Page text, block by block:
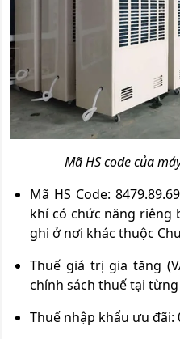
Mã HS code của
Mã HS Code:
khí có chức năng riêng
ghi ở nơi khác thuộc
Thuế giá trị gia tăng
chính sách thuế tại
Thuế nhập khẩu ưu đãi: